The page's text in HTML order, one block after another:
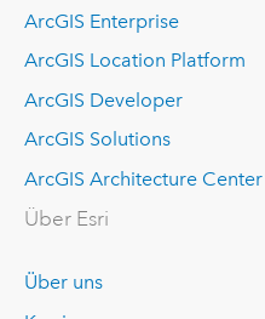
ArcGIS Enterprise
ArcGIS Location Platform
ArcGIS Developer
ArcGIS Solutions
ArcGIS Architecture Center
Über Esri
Über uns